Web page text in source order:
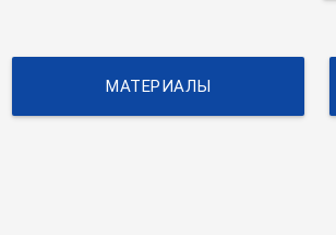
МАТЕРИАЛЫ